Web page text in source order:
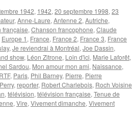
1942, 1942, 20 septembre 1998, 23
, Anne-Laure, Antenne 2, Autriche,
française, Chanson francophone, Claude
Europe 1 , France, France 2, France 3, France
, Je reviendrai à Montréal, Joe Dassin,
show, Léon Zitrone, Loin d'ici, Marie Laforêt,
Sardou, Mon amour mon ami, Naissance,
, Paris, Phil Barney, Pierre, Pierre
, reporter, Robert Charlebois, Roch Voisine
, télévision, télévision française, Tenue de
, Vire, Vivement dimanche, Vivement